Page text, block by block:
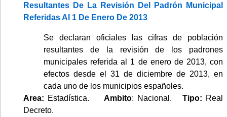
Resultantes De La Revisión Del Padrón Municipal
Referidas Al 1 De Enero De 2013
Se declaran oficiales las cifras de población
resultantes de la revisión de los padrones
municipales referida al 1 de enero de 2013, con
efectos desde el 31 de diciembre de 2013, en
cada uno de los municipios españoles.
Area: Estadística. Ambito: Nacional. Tipo: Real
Decreto.